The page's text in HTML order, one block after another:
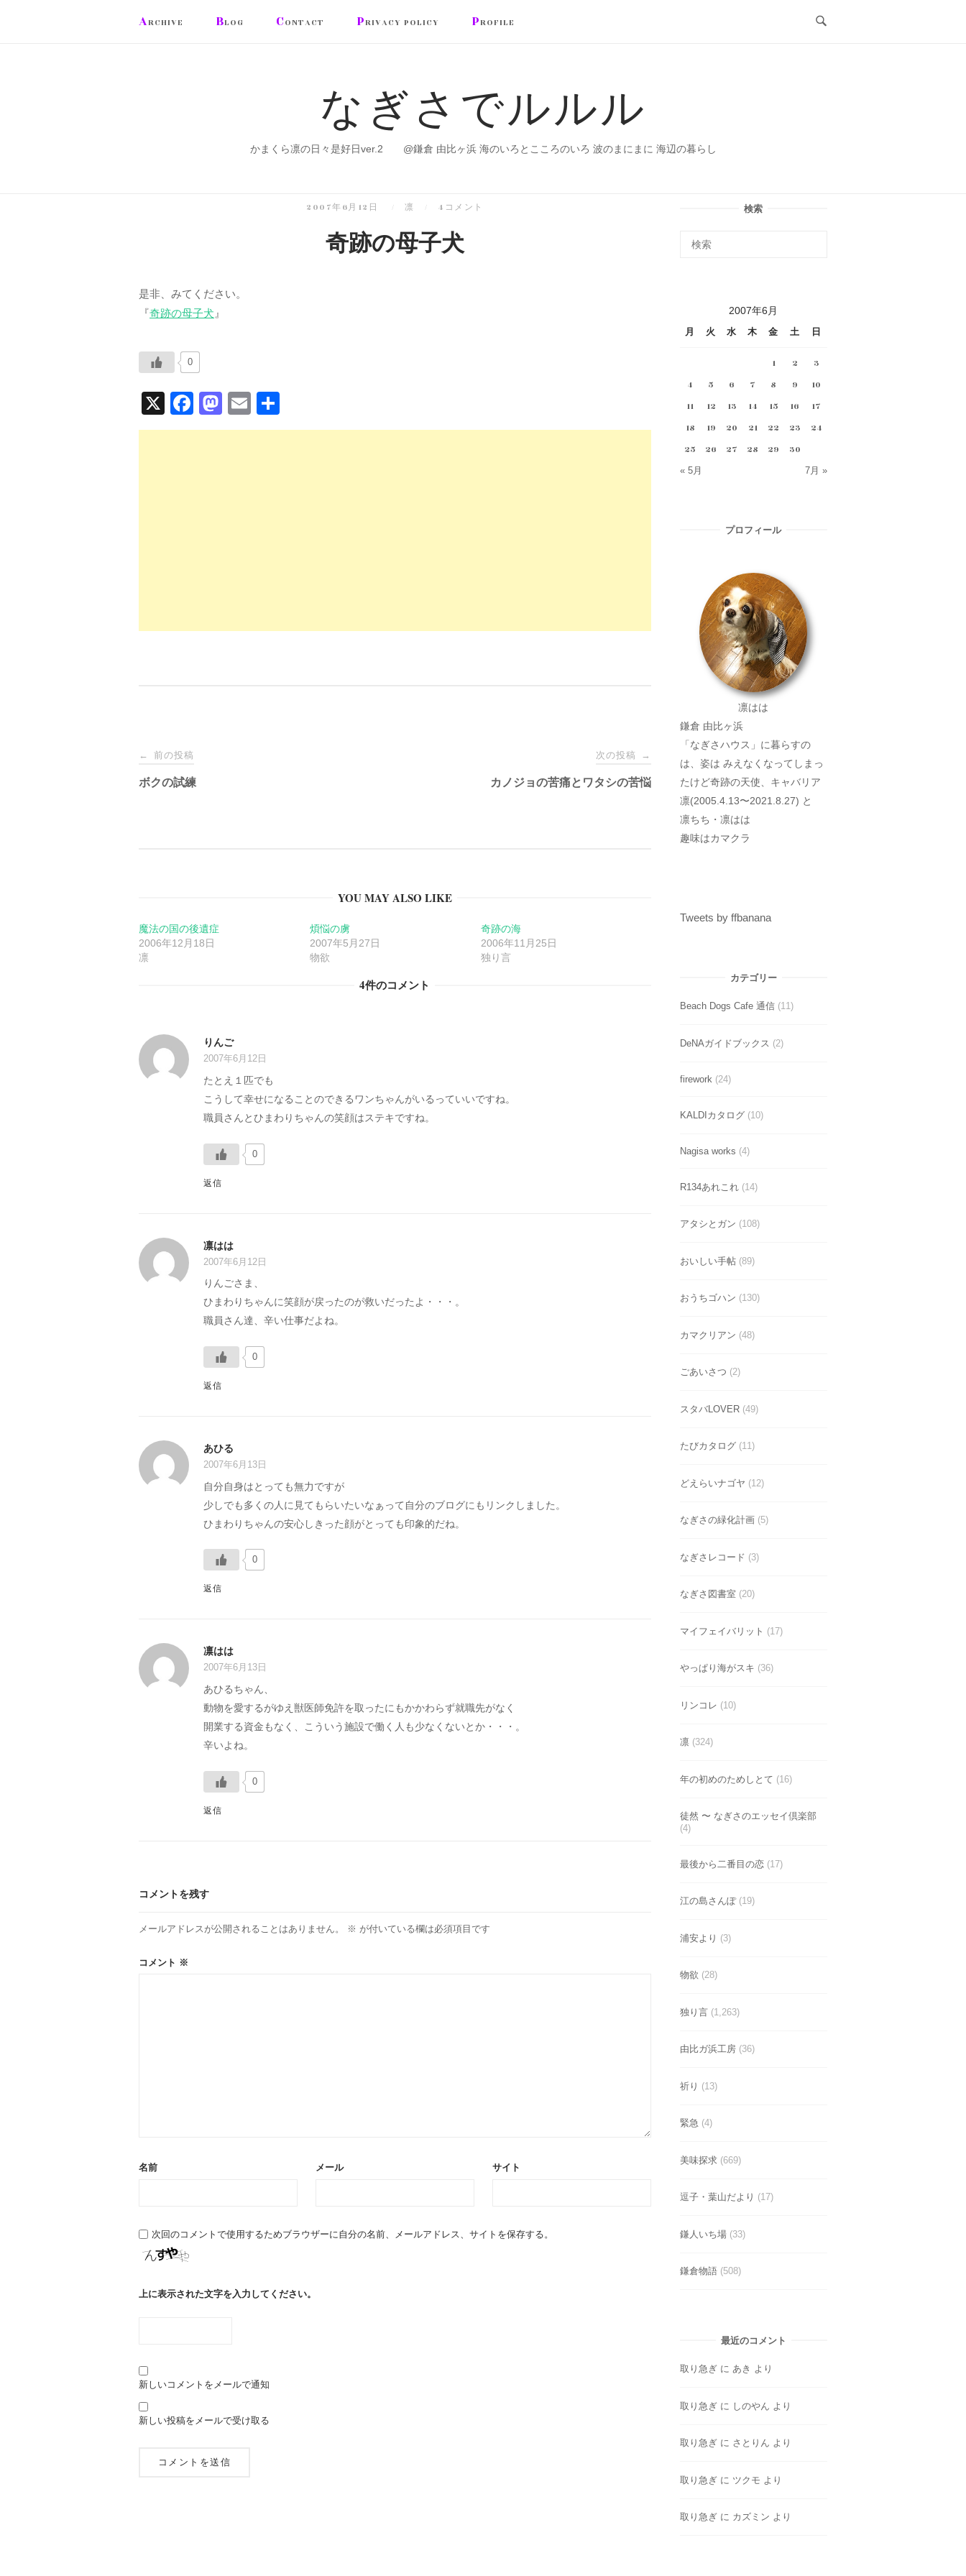
ARCHIVE BLOG CONTACT PRIVACY POLICY PROFILE
なぎさでルルル
かまくら凛の日々是好日ver.2 @鎌倉 由比ヶ浜 海のいろとこころのいろ 波のまにまに 海辺の暮らし
2007年6月12日 凛 4コメント
奇跡の母子犬
是非、みてください。
『奇跡の母子犬 』
0
X
F
a
M
a
E
m 有
投
稿
ー
ン
← 前の投稿
ボクの試練
次の投稿 →
カノジョの苦痛とワタシの苦悩
YOU MAY ALSO LIKE
魔法の国の後遺症
2006年12月18日
凛
煩悩の虜
2007年5月27日
物欲
奇跡の海
2006年11月25日
独り言
4件のコメント
りんご
2007年6月12日
たとえ１匹でも
こうして幸せになることのできるワンちゃんがいるっていいですね。
職員さんとひまわりちゃんの笑顔はステキですね。
0
返信
凛はは
2007年6月12日
りんごさま、
ひまわりちゃんに笑顔が戻ったのが救いだったよ・・・。
職員さん達、辛い仕事だよね。
0
返信
あひる
2007年6月13日
自分自身はとっても無力ですが
少しでも多くの人に見てもらいたいなぁって自分のブログにもリンクしました。
ひまわりちゃんの安心しきった顔がとっても印象的だね。
0
返信
凛はは
2007年6月13日
あひるちゃん、
動物を愛するがゆえ獣医師免許を取ったにもかかわらず就職先がなく
開業する資金もなく、こういう施設で働く人も少なくないとか・・・。
辛いよね。
0
返信
コメントを残す
メールアドレスが公開されることはありません。 ※ が付いている欄は必須項目です
コメント ※
名前 メール サイト
次回のコメントで使用するためブラウザーに自分の名前、メールアドレス、サイトを保存する。
上に表示された文字を入力してください。
新しいコメントをメールで通知
新しい投稿をメールで受け取る
検索
2007年6月
月 火 水 木 金 土 日
1 2
3
4
5 6 7 8 9
10
11
12 13 14 15 16
17
18
19 20 21 22 23
24
25
26 27 28 29 30
« 5月 7月 »
プロフィール
凛はは
鎌倉 由比ヶ浜
「なぎさハウス」に暮らすの
は、姿は みえなくなってしまっ
たけど奇跡の天使、キャバリア
凛(2005.4.13〜2021.8.27) と
凛ちち・凛はは
趣味はカマクラ
Tweets by ffbanana
カテゴリー
Beach Dogs Cafe 通信(11)
DeNAガイドブックス (2)
firework(24)
KALDIカタログ(10)
Nagisa works (4)
R134あれこれ(14)
アタシとガン (108)
おいしい手帖(89)
おうちゴハン (130)
カマクリアン (48)
ごあいさつ (2)
スタバLOVER(49)
たびカタログ(11)
どえらいナゴヤ (12)
なぎさの緑化計画(5)
なぎさレコード (3)
なぎさ図書室 (20)
マイフェイバリット (17)
やっぱり海がスキ (36)
リンコレ (10)
凛(324)
年の初めのためしとて (16)
徒然 〜 なぎさのエッセイ倶楽部
(4)
最後から二番目の恋(17)
江の島さんぽ(19)
浦安より (3)
物欲 (28)
独り言(1,263)
由比ガ浜工房(36)
祈り (13)
緊急 (4)
美味探求(669)
逗子・葉山だより (17)
鎌人いち場(33)
鎌倉物語(508)
最近のコメント
取り急ぎに あき より
取り急ぎに しのやん より
取り急ぎに さとりん より
取り急ぎに ツクモ より
取り急ぎに カズミン より